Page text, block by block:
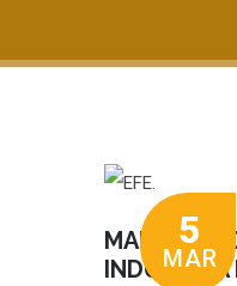
5
MAR
MARZO 05
INDUSTRIA